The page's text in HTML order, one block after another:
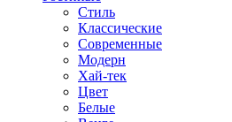
Стиль
Классические
Современные
Модерн
Хай-тек
Цвет
Белые